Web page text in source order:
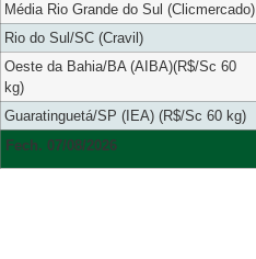
Média Rio Grande do Sul (Clicmercado)
Rio do Sul/SC (Cravil)
Oeste da Bahia/BA (AIBA)(R$/Sc 60
kg)
Guaratinguetá/SP (IEA) (R$/Sc 60 kg)
Fech. 07/08/2026